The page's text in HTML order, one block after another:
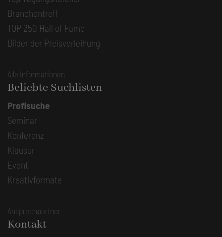
Branchentreff
TOP 250 Hall of Fame
Bilder der Preisverleihung
Alle Informationen
Beliebte Suchlisten
Profisuche
Seminar
Konferenz
Klausur
Event
Kreativformate
Ansprechpartner
Kontakt